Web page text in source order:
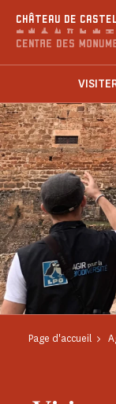
CHÂTEAU DE
Page d'accueil